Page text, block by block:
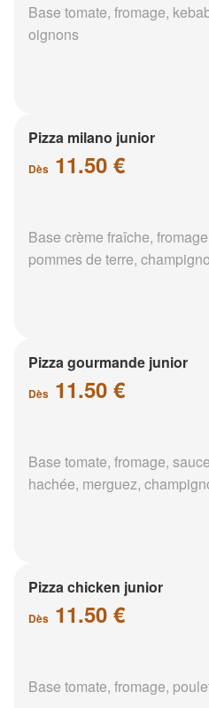
Base tomate, fromage,
oignons
Pizza milano junior
Dès 11.50 €
Base crème fraîche,
pommes de terre,
Pizza gourmande junior
Dès 11.50 €
Base tomate, fromage,
hachée, merguez,
Pizza chicken junior
Dès 11.50 €
Base tomate, fromage,